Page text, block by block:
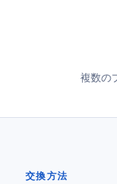
複数の
交換方法